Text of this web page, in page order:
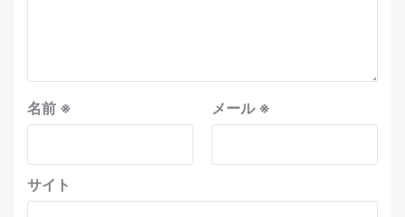
名前 ※ メール※
サイト